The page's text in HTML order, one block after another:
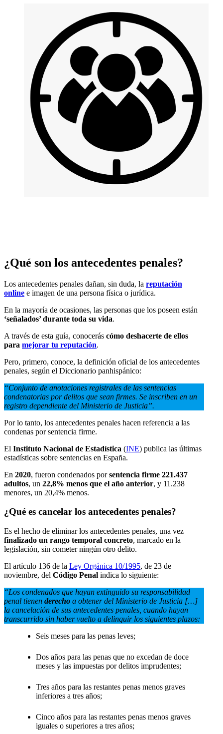
¿Qué son los antecedentes penales?
Los antecedentes penales dañan, sin duda, la reputación
online e imagen de una persona física o jurídica.
En la mayoría de ocasiones, las personas que los poseen están
‘señalados’ durante toda su vida.
A través de esta guía, conocerás cómo deshacerte de ellos
para mejorar tu reputación.
Pero, primero, conoce, la definición oficial de los antecedentes
penales, según el Diccionario panhispánico:
“Conjunto de anotaciones registrales de las sentencias
condenatorias por delitos que sean firmes. Se inscriben en un
registro dependiente del Ministerio de Justicia”.
Por lo tanto, los antecedentes penales hacen referencia a las
condenas por sentencia firme.
El Instituto Nacional de Estadística (INE) publica las últimas
estadísticas sobre sentencias en España.
En 2020, fueron condenados porsentencia firme 221.437
adultos, un 22,8% menos que el año anterior, y 11.238
menores, un 20,4% menos.
¿Qué es cancelar los antecedentes penales?
Es el hecho de eliminar los antecedentes penales, una vez
finalizado un rango temporal concreto, marcado en la
legislación, sin cometer ningún otro delito.
El artículo 136 de la Ley Orgánica 10/1995, de 23 de
noviembre, del Código Penal indica lo siguiente:
“Los condenados que hayan extinguido su responsabilidad
penal tienen derecho a obtener del Ministerio de Justicia […]
la cancelación de sus antecedentes penales, cuando hayan
transcurrido sin haber vuelto a delinquir los siguientes plazos:
Seis meses para las penas leves;
Dos años para las penas que no excedan de doce
meses y las impuestas por delitos imprudentes;
Tres años para las restantes penas menos graves
inferiores a tres años;
Cinco años para las restantes penas menos graves
iguales o superiores a tres años;